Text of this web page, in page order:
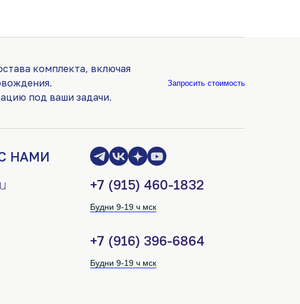
комплекта, включая
под ваши задачи.
Запросить стоимость
НАМИ
+7 (915) 460-1832
Будни 9-19 ч мск
+7 (916) 396-6864
Будни 9-19 ч мск